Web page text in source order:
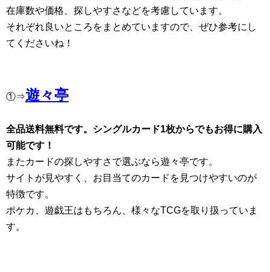
在庫数や価格、探しやすさなどを考慮しています。
それぞれ良いところをまとめていますので、ぜひ参考にし
てくださいね！
①⇒遊々亭
全品送料無料です。シングルカード1枚からでもお得に購入
可能です！
またカードの探しやすさで選ぶなら遊々亭です。
サイトが見やすく、お目当てのカードを見つけやすいのが
特徴です。
ポケカ、遊戯王はもちろん、様々なTCGを取り扱っていま
す。